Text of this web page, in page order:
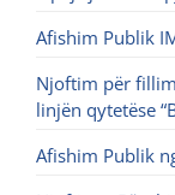
Afishim Publik
Njoftim për
linjën qytetëse
Afishim Publik